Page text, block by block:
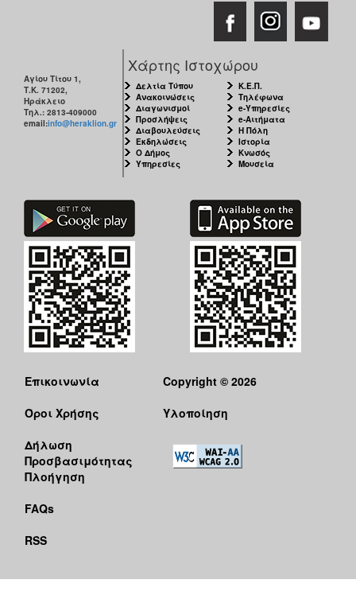
Αγίου Τίτου 1,
Τ.Κ. 71202,
Ηράκλειο
Τηλ.: 2813-409000
email:info@heraklion.gr
Χάρτης Ιστοχώρου
Δελτία Τύπου
Ανακοινώσεις
Διαγωνισμοί
Προσλήψεις
Διαβουλεύσεις
Εκδηλώσεις
Ο Δήμος
Υπηρεσίες
Κ.Ε.Π.
Τηλέφωνα
e-Υπηρεσίες
e-Αιτήματα
Η Πόλη
Ιστορία
Κνωσός
Μουσεία
Επικοινωνία
Όροι Χρήσης
Δήλωση
Προσβασιμότητας
Πλοήγηση
FAQs
RSS
Copyright © 2026
Υλοποίηση